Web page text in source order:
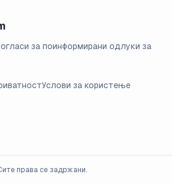
за поинформирани одлуки за
Услови за користење
права се задржани.